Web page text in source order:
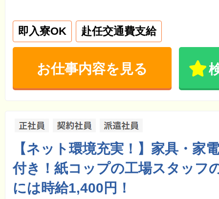
即入寮OK 赴任交通費支給
お仕事内容を見る
【ネット環境充実！】家具・家
付き！紙コップの工場スタッフ
には時給1,400円！